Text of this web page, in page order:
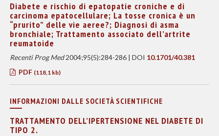
Diabete e rischio di epatopatie croniche e di
carcinoma epatocellulare; La tosse cronica è un
“prurito” delle vie aeree?; Diagnosi di asma
bronchiale; Trattamento associato dell’artrite
reumatoide
Recenti Prog Med2004;95(5):284-286 | DOI 10.1701/40.381
PDF (118,1 kb)
INFORMAZIONI DALLE SOCIETÀ SCIENTIFICHE
TRATTAMENTO DELL’IPERTENSIONE NEL DIABETE DI
TIPO 2.